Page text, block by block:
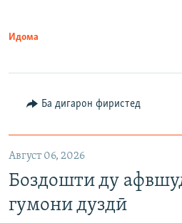
Идома
Ба дигарон фиристед
Август 06, 2026
Боздошти ду
гумони дуздӣ